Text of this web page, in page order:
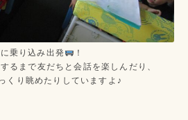
乗り込み出発
！
るまで友だちと会話を楽しんだり、
くり眺めたりしていますよ♪